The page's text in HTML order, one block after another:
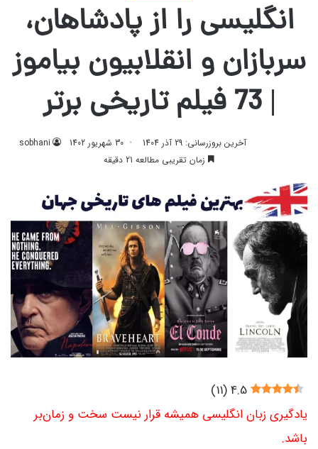
انگلیسی را از پادشاهان،
سربازان و انقلابیون بیاموز
| 73 فیلم تاریخی برتر
sobhani 30 شهریور 1402
آخرین بروزرسانی: 29 آذر 1404
زمان تقریبی مطالعه 21 دقیقه
4.5
(
11
)
یادگیری زبان انگلیسی همیشه قرار نیست سخت و زمان‌بر
باشد.